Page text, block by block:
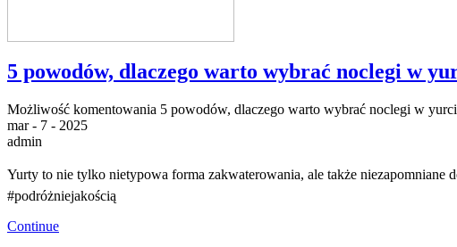
5 powodów, dlaczego warto wybrać noclegi w
Możliwość komentowania 5 powodów, dlaczego warto wybrać noclegi w
mar - 7 - 2025
admin
Yurty to nie tylko nietypowa forma zakwaterowania, ale także
#podróżniejakością
Continue